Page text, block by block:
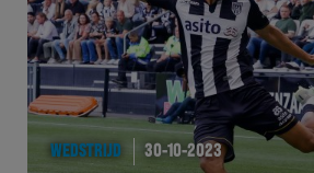
WEDSTRIJD 30-10-2023